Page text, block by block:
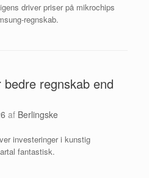
driver priser på mikrochips
regnskab.
regnskab end
af Berlingske
investeringer i kunstig
fantastisk.